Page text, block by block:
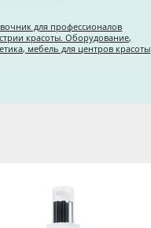
для профессионалов
красоты. Оборудование,
мебель для центров красоты